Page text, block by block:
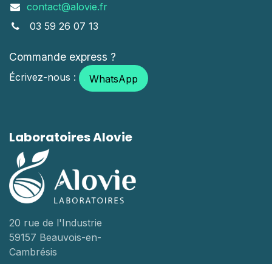
contact@alovie.fr
03 59 26 07 13
Commande express ?
Écrivez-nous : WhatsApp
Laboratoires Alovie
20 rue de l'Industrie
59157 Beauvois-en-
Cambrésis